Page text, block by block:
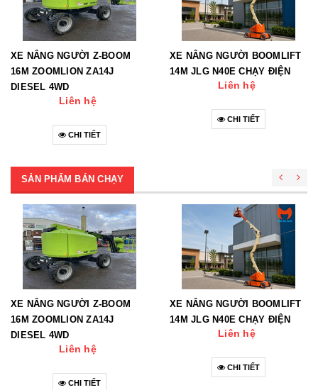
XE NÂNG NGƯỜI Z-BOOM
16M ZOOMLION ZA14J
DIESEL 4WD
Liên hệ
CHI TIẾT
XE NÂNG NGƯỜI BOOMLIFT
14M JLG N40E CHẠY ĐIỆN
Liên hệ
CHI TIẾT
SẢN PHẨM BÁN CHẠY
XE NÂNG NGƯỜI Z-BOOM
16M ZOOMLION ZA14J
DIESEL 4WD
Liên hệ
CHI TIẾT
XE NÂNG NGƯỜI BOOMLIFT
14M JLG N40E CHẠY ĐIỆN
Liên hệ
CHI TIẾT